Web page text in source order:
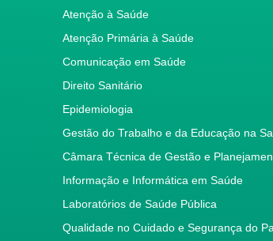
Atenção à Saúde
Atenção Primária à Saúde
Comunicação em Saúde
Direito Sanitário
Epidemiologia
Gestão do Trabalho e da Educação na
Câmara Técnica de Gestão e
Informação e Informática em Saúde
Laboratórios de Saúde Pública
Qualidade no Cuidado e Segurança do